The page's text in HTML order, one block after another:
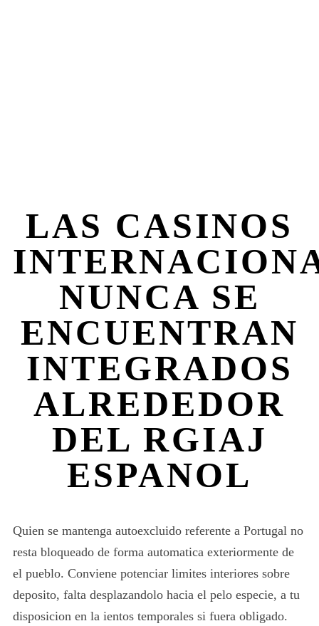
LAS CASINOS
NUNCA SE
ENCUENTRAN
INTEGRADOS
ALREDEDOR
DEL RGIAJ
ESPANOL
Quien se mantenga autoexcluido referente a Portugal no
resta bloqueado de forma automatica exteriormente de
el pueblo. Conviene potenciar limites interiores sobre
deposito, falta desplazandolo hacia el pelo especie, a tu
disposicion en la ientos temporales si fuera obligado.